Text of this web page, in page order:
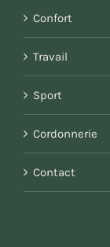
Confort
Travail
Sport
Cordonnerie
Contact